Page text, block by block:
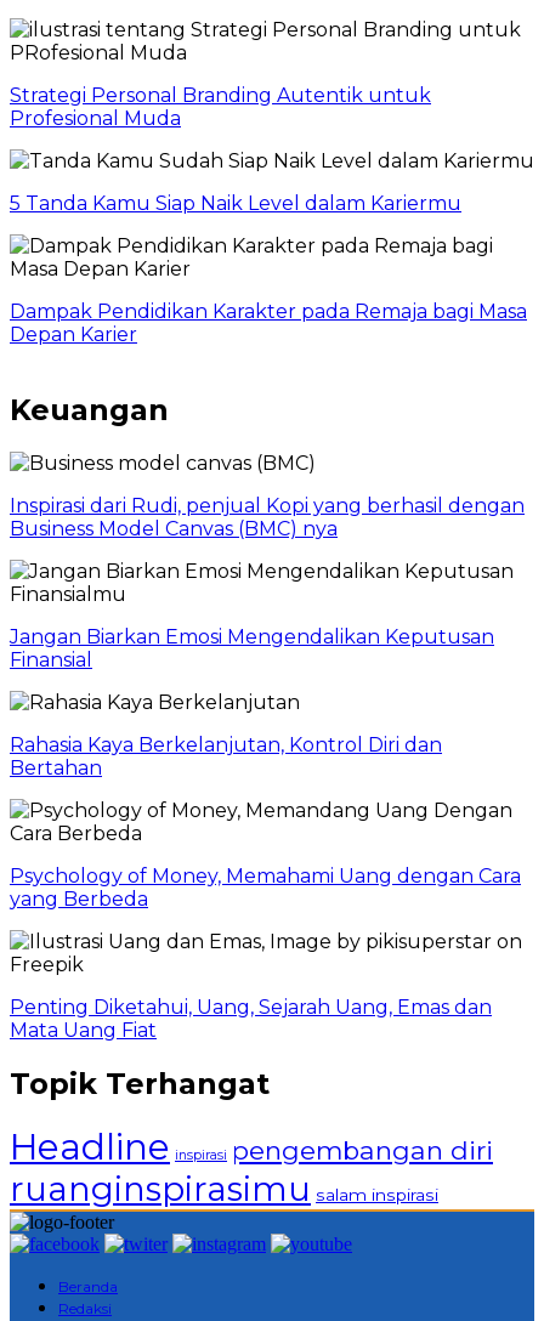
Strategi Personal Branding Autentik untuk
Profesional Muda
5 Tanda Kamu Siap Naik Level dalam Kariermu
Dampak Pendidikan Karakter pada Remaja bagi Masa
Depan Karier
Keuangan
Inspirasi dari Rudi, penjual Kopi yang berhasil dengan
Business Model Canvas (BMC) nya
Jangan Biarkan Emosi Mengendalikan Keputusan
Finansial
Rahasia Kaya Berkelanjutan, Kontrol Diri dan
Bertahan
Psychology of Money, Memahami Uang dengan Cara
yang Berbeda
Penting Diketahui, Uang, Sejarah Uang, Emas dan
Mata Uang Fiat
Topik Terhangat
Headline inspirasi pengembangan diri
ruanginspirasimu salam inspirasi
Beranda
Redaksi